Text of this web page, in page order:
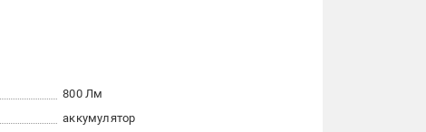
800 Лм
аккумулятор